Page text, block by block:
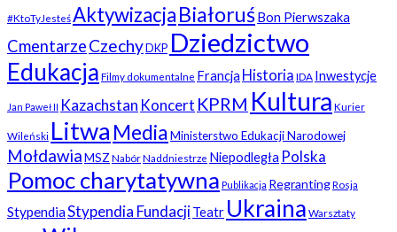
#KtoTyJesteśAktywizacjaBiałoruśBon Pierwszaka
CmentarzeCzechyDKP Dziedzictwo
Edukacja Filmy dokumentalne Francja Historia IDA Inwestycje
Jan Paweł II Kazachstan Koncert KPRM Kultura Kurier
Wileński Litwa MediaMinisterstwo Edukacji Narodowej
MołdawiaMSZ NabórNaddniestrze Niepodległa Polska
Pomoc charytatywna Publikacja RegrantingRosja
StypendiaStypendia FundacjiTeatr Ukraina Warsztaty